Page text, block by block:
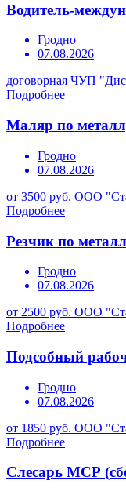
Водитель-
Гродно
07.08.2026
договорная ЧУП
Подробнее
Маляр по
Гродно
07.08.2026
от 3500 руб. ООО
Подробнее
Резчик по
Гродно
07.08.2026
от 2500 руб. ООО
Подробнее
Подсобный
Гродно
07.08.2026
от 1850 руб. ООО
Подробнее
Слесарь МСР